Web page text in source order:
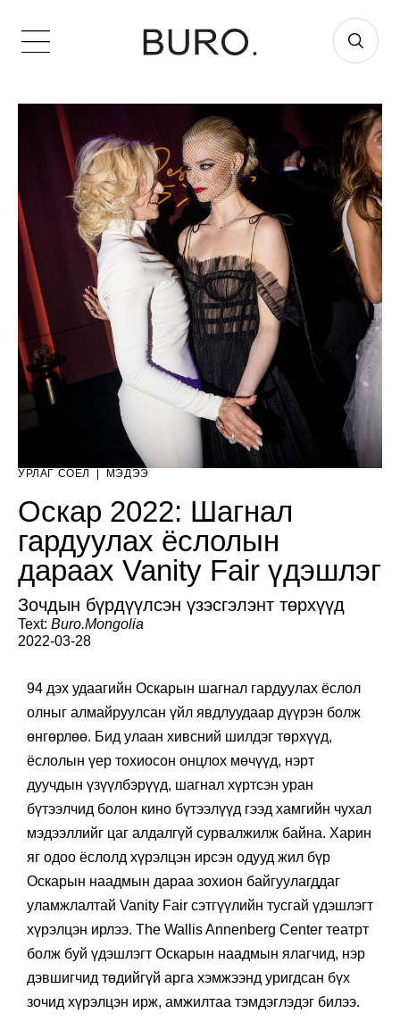
УРЛАГ СОЁЛ МЭДЭЭ
Оскар 2022: Шагнал
гардуулах ёслолын
дараах Vanity Fair үдэшлэг
Зочдын бүрдүүлсэн үзэсгэлэнт төрхүүд
Text: Buro.Mongolia
2022-03-28
94 дэх удаагийн Оскарын шагнал гардуулах ёслол
олныг алмайруулсан үйл явдлуудаар дүүрэн болж
өнгөрлөө. Бид улаан хивсний шилдэг төрхүүд,
ёслолын үер тохиосон онцлох мөчүүд, нэрт
дуучдын үзүүлбэрүүд, шагнал хүртсэн уран
бүтээлчид болон кино бүтээлүүд гээд хамгийн чухал
мэдээллийг цаг алдалгүй сурвалжилж байна. Харин
яг одоо ёслолд хүрэлцэн ирсэн одууд жил бүр
Оскарын наадмын дараа зохион байгуулагддаг
уламжлалтай Vanity Fair сэтгүүлийн тусгай үдэшлэгт
хүрэлцэн ирлээ. The Wallis Annenberg Center театрт
болж буй үдэшлэгт Оскарын наадмын ялагчид, нэр
дэвшигчид төдийгүй арга хэмжээнд уригдсан бүх
зочид хүрэлцэн ирж, амжилтаа тэмдэглэдэг билээ.